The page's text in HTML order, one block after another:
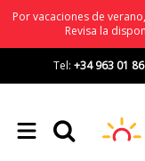
Por vacaciones de
Revisa la
Tel: +34 963 01